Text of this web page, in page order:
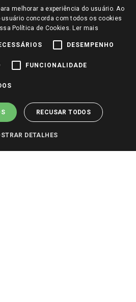
melhorar a experiência do usuário. Ao
concorda com todos os cookies
Política de Cookies. Ler mais
DESEMPENHO
FUNCIONALIDADE
RECUSAR TODOS
DETALHES